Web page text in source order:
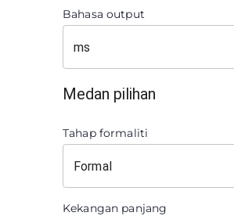
Bahasa output
Medan pilihan
Tahap formaliti
Kekangan panjang